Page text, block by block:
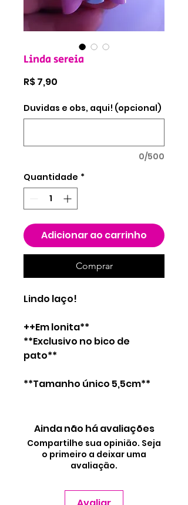
Linda sereia
R$ 7,90
Duvidas e obs, aqui! (opcional)
0/500
Quantidade *
Adicionar ao carrinho
Comprar
Lindo laço!
++Em lonita**
**Exclusivo no bico de
pato**
**Tamanho único 5,5cm**
Ainda não há avaliações
Compartilhe sua opinião. Seja
o primeiro a deixar uma
avaliação.